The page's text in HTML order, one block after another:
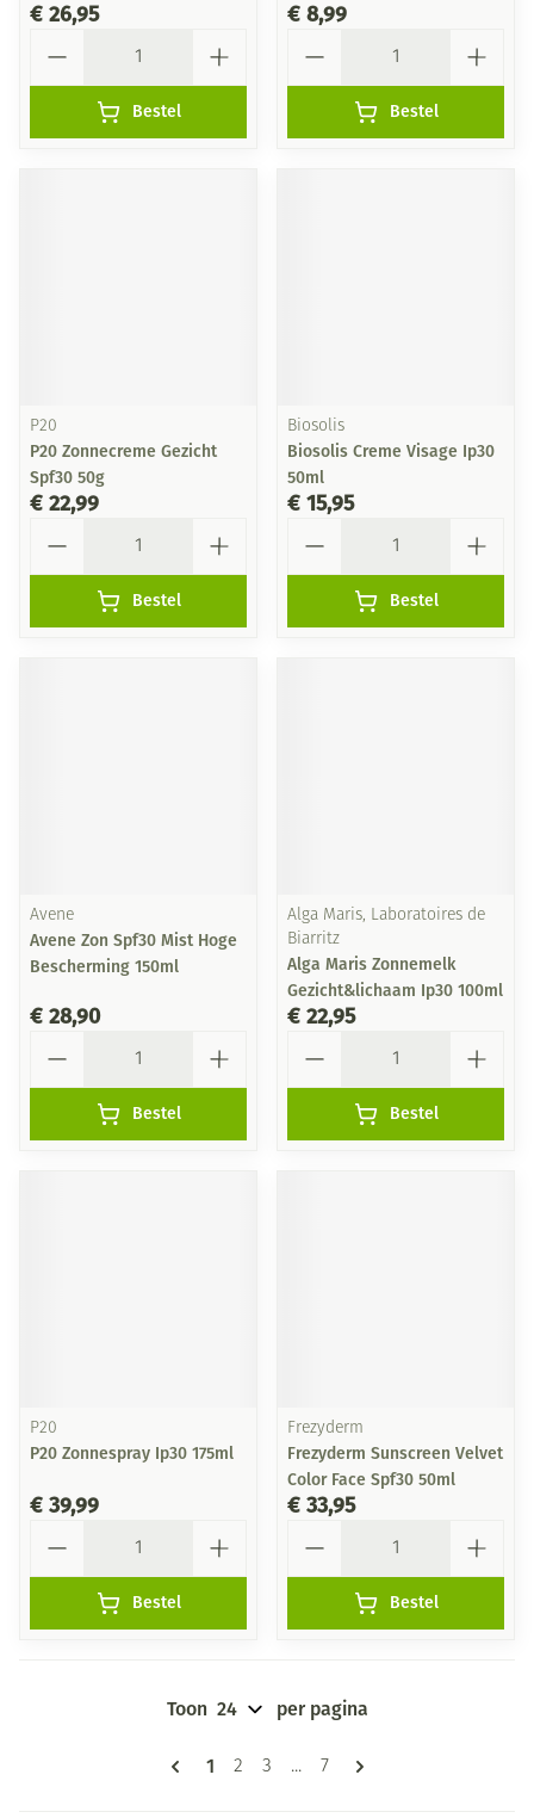
€ 26,95
Bestel
€ 8,99
Bestel
P20
P20 Zonnecreme Gezicht
Spf30 50g
€ 22,99
Bestel
Biosolis
Biosolis Creme Visage Ip30
50ml
€ 15,95
Bestel
Avene
Avene Zon Spf30 Mist Hoge
Bescherming 150ml
€ 28,90
Bestel
Alga Maris, Laboratoires de
Biarritz
Alga Maris Zonnemelk
Gezicht&lichaam Ip30 100ml
€ 22,95
Bestel
P20
P20 Zonnespray Ip30 175ml
€ 39,99
Bestel
Frezyderm
Frezyderm Sunscreen Velvet
Color Face Spf30 50ml
€ 33,95
Bestel
Pagina's
U lees momenteel pagina
1 Pagina
2 Pagina
3 ... Pagina
7
Toon per pagina